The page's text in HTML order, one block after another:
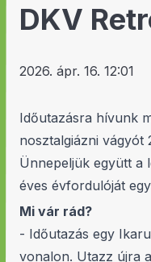
DKV
2026. ápr. 16. 12:01
Időutazásra hívunk
nosztalgiázni vágyót
Ünnepeljük együtt a
éves évfordulóját
Mi vár rád?
- Időutazás egy
vonalon. Utazz újra